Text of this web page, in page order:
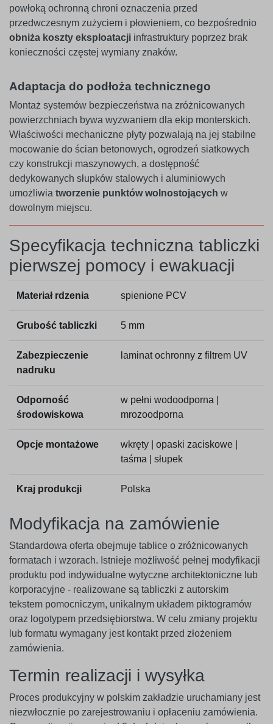
powłoką ochronną chroni oznaczenia przed
przedwczesnym zużyciem i płowieniem, co bezpośrednio
obniża koszty eksploatacji infrastruktury poprzez brak
konieczności częstej wymiany znaków.
Adaptacja do podłoża technicznego
Montaż systemów bezpieczeństwa na zróżnicowanych
powierzchniach bywa wyzwaniem dla ekip monterskich.
Właściwości mechaniczne płyty pozwalają na jej stabilne
mocowanie do ścian betonowych, ogrodzeń siatkowych
czy konstrukcji maszynowych, a dostępność
dedykowanych słupków stalowych i aluminiowych
umożliwia tworzenie punktów wolnostojących w
dowolnym miejscu.
Specyfikacja techniczna tabliczki
pierwszej pomocy i ewakuacji
Materiał rdzenia spienione PCV
Grubość tabliczki 5 mm
Zabezpieczenie
nadruku
laminat ochronny z filtrem UV
Odporność
środowiskowa
w pełni wodoodporna |
mrozoodporna
Opcje montażowe
wkręty | opaski zaciskowe |
taśma | słupek
Kraj produkcji Polska
Modyfikacja na zamówienie
Standardowa oferta obejmuje tablice o zróżnicowanych
formatach i wzorach. Istnieje możliwość pełnej modyfikacji
produktu pod indywidualne wytyczne architektoniczne lub
korporacyjne - realizowane są tabliczki z autorskim
tekstem pomocniczym, unikalnym układem piktogramów
oraz logotypem przedsiębiorstwa. W celu zmiany projektu
lub formatu wymagany jest kontakt przed złożeniem
zamówienia.
Termin realizacji i wysyłka
Proces produkcyjny w polskim zakładzie uruchamiany jest
niezwłocznie po zarejestrowaniu i opłaceniu zamówienia.